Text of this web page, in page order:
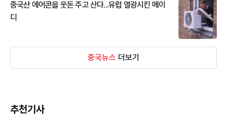
중국산 에어콘을 웃돈 주고 산다...유럽 열광시킨 메이
디
중국뉴스 더보기
추천기사